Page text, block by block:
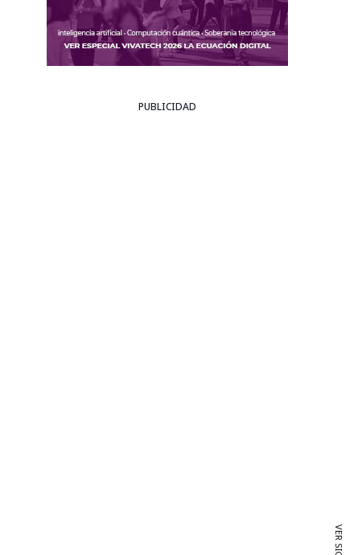
PUBLICIDAD